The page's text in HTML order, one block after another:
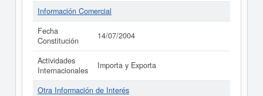
Información Comercial
Fecha
Constitución
14/07/2004
Actividades
Internacionales
Importa y Exporta
Otra Información de Interés